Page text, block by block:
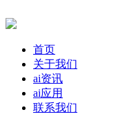
首页
关于我们
ai资讯
ai应用
联系我们